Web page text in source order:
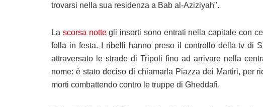
trovarsi nella sua residenza a Bab al-Aziziyah".
La scorsa nottegli insorti sono entrati nella capitale con
folla in festa. I ribelli hanno preso il controllo della tv di
attraversato le strade di Tripoli fino ad arrivare nella
nome: è stato deciso di chiamarla Piazza dei Martiri, per
morti combattendo contro le truppe di Gheddafi.